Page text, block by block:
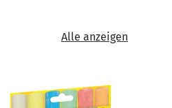
Alle anzeigen